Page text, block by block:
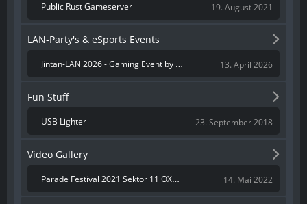
Public Rust Gameserver 19. August 2021
LAN-Party's & eSports Events
Jintan-LAN 2026 - Gaming Event by Gaming Verein Rheintal
13. April 2026
Fun Stuff
USB Lighter 23. September 2018
Video Gallery
Parade Festival 2021 Sektor 11 OXA Zurich
14. Mai 2022